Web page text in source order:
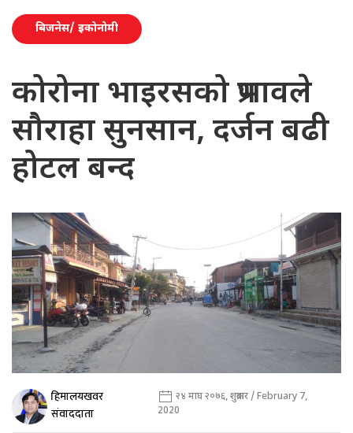
बिजनेस/ इकोनोमी
कोरोना भाइरसको प्रभावले
सौराहा सुनसान, दर्जन बढी
होटल बन्द
हिमालयखवर
संवाददाता
२४ माघ २०७६, शुक्रबार / February 7,
2020